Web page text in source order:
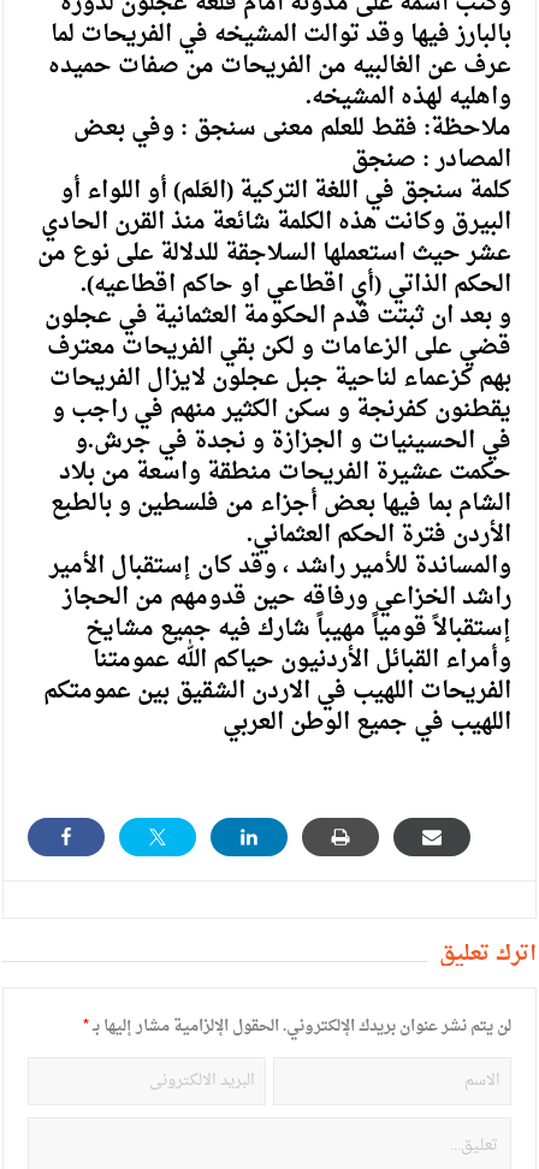
بالبارز فيها وقد توالت المشيخه في الفريحات لما
عرف عن الغالبيه من الفريحات من صفات حميده
واهليه لهذه المشيخه.
ملاحظة: فقط للعلم معنى سنجق : وفي بعض
المصادر : صنجق
كلمة سنجق في اللغة التركية (العَلم) أو اللواء أو
البيرق وكانت هذه الكلمة شائعة منذ القرن الحادي
عشر حيث استعملها السلاجقة للدلالة على نوع من
الحكم الذاتي (أي اقطاعي او حاكم اقطاعيه).
و بعد ان ثبتت قدم الحكومة العثمانية في عجلون
قضي على الزعامات و لكن بقي الفريحات معترف
بهم كزعماء لناحية جبل عجلون لايزال الفريحات
يقطنون كفرنجة و سكن الكثير منهم في راجب و
في الحسينيات و الجزازة و نجدة في جرش.و
حكمت عشيرة الفريحات منطقة واسعة من بلاد
الشام بما فيها بعض أجزاء من فلسطين و بالطبع
الأردن فترة الحكم العثماني.
والمساندة للأمير راشد ، وقد كان إستقبال الأمير
راشد الخزاعي ورفاقه حين قدومهم من الحجاز
إستقبالاً قومياً مهيباً شارك فيه جميع مشايخ
وأمراء القبائل الأردنيون حياكم الله عمومتنا
الفريحات اللهيب في الاردن الشقيق بين عمومتكم
اللهيب في جميع الوطن العربي
أترك تعليق
لن يتم نشر عنوان بريدك الإلكتروني.الحقول الإلزامية مشار إليها بـ*